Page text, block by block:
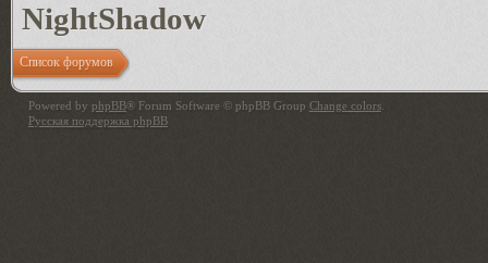
NightShadow
Список форумов
Powered by phpBB® Forum Software © phpBB Group Change colors
Русская поддержка phpBB